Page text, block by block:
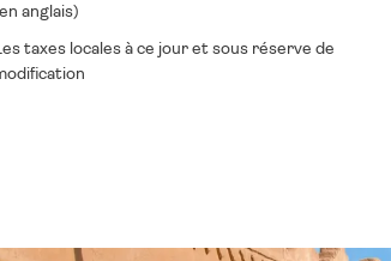
anglais)
taxes locales à ce jour et sous réserve de